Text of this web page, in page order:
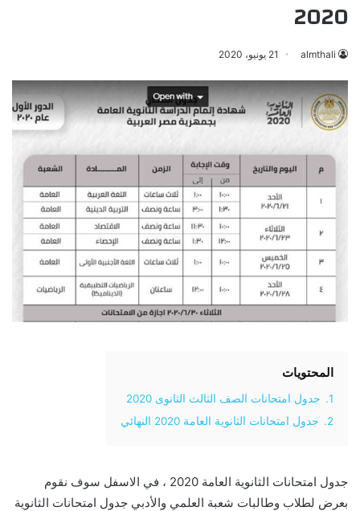
2020
almthali 21 يونيو، 2020
المحتويات
1.
جدول امتحانات الصف الثالث الثانوى 2020
2.
جدول امتحانات الثانوية العامة 2020 النهائي
جدول امتحانات الثانوية العامة 2020 ، في الاسفل سوف نقوم
بعرض لطلاب وطالبات شعبة العلمي والأدبي جدول امتحانات الثانوية